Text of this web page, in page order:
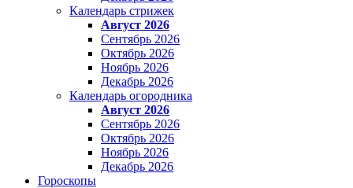
Календарь стрижек
Август 2026
Сентябрь 2026
Октябрь 2026
Ноябрь 2026
Декабрь 2026
Календарь огородника
Август 2026
Сентябрь 2026
Октябрь 2026
Ноябрь 2026
Декабрь 2026
Гороскопы